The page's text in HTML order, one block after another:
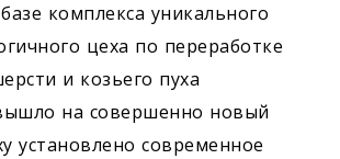
комплекса уникального
цеха по переработке
и козьего пуха
на совершенно новый
установлено современное